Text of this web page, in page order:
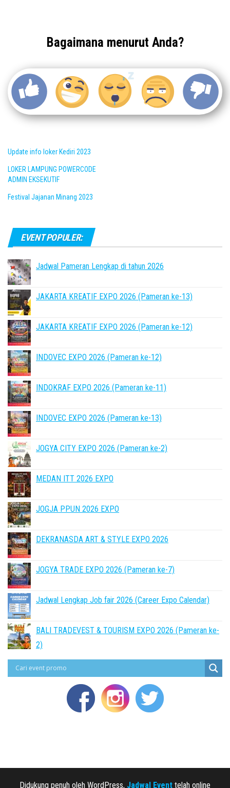
Bagaimana menurut Anda?
Update info loker Kediri 2023
LOKER LAMPUNG POWERCODE
ADMIN EKSEKUTIF
Festival Jajanan Minang 2023
EVENT POPULER:
Jadwal Pameran Lengkap di tahun 2026
JAKARTA KREATIF EXPO 2026 (Pameran ke-13)
JAKARTA KREATIF EXPO 2026 (Pameran ke-12)
INDOVEC EXPO 2026 (Pameran ke-12)
INDOKRAF EXPO 2026 (Pameran ke-11)
INDOVEC EXPO 2026 (Pameran ke-13)
JOGYA CITY EXPO 2026 (Pameran ke-2)
MEDAN ITT 2026 EXPO
JOGJA PPUN 2026 EXPO
DEKRANASDA ART & STYLE EXPO 2026
JOGYA TRADE EXPO 2026 (Pameran ke-7)
Jadwal Lengkap Job fair 2026 (Career Expo Calendar)
BALI TRADEVEST & TOURISM EXPO 2026 (Pameran ke-
2)
Didukung penuh oleh WordPress, Jadwal Event telah online